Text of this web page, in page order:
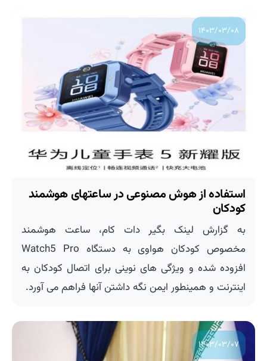
۱۴۰۳/۰۳/۰۸
استفاده از هوش مصنوعی در ساعتهای هوشمند
کودکان
به گزارش لینک بگیر دات کام، ساعت هوشمند
مخصوص کودکان هواوی به دستگاه Watch5 Pro
افزوده شده و ویژگی های نوینی برای اتصال کودکان به
اینترنت و همینطور ایمن نگه داشتن آنها فراهم می آورد.
۱۴۰۳/۰۳/۰۷